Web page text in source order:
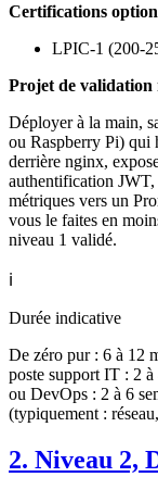
Certifications
LPIC-1 (200-
Projet de validation
Déployer à la main,
ou Raspberry Pi) qui
derrière nginx,
authentification
métriques vers un
vous le faites en
niveau 1 validé.
ℹ️
Durée indicative
De zéro pur : 6 à 12
poste support IT : 2
ou DevOps : 2 à 6
(typiquement :
2. Niveau 2,